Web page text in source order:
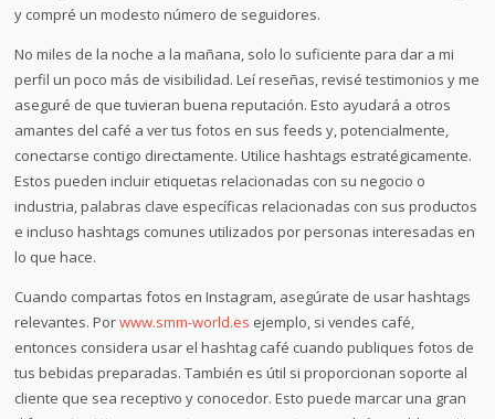
y compré un modesto número de seguidores.
No miles de la noche a la mañana, solo lo suficiente para dar a mi
perfil un poco más de visibilidad. Leí reseñas, revisé testimonios y me
aseguré de que tuvieran buena reputación. Esto ayudará a otros
amantes del café a ver tus fotos en sus feeds y, potencialmente,
conectarse contigo directamente. Utilice hashtags estratégicamente.
Estos pueden incluir etiquetas relacionadas con su negocio o
industria, palabras clave específicas relacionadas con sus productos
e incluso hashtags comunes utilizados por personas interesadas en
lo que hace.
Cuando compartas fotos en Instagram, asegúrate de usar hashtags
relevantes. Porwww.smm-world.es ejemplo, si vendes café,
entonces considera usar el hashtag café cuando publiques fotos de
tus bebidas preparadas. También es útil si proporcionan soporte al
cliente que sea receptivo y conocedor. Esto puede marcar una gran